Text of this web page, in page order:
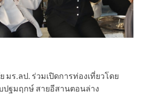
มร.ลป. ร่วมเปิดการท่องเที่ยวโดย
ปฐมฤกษ์ สายอีสานตอนล่าง